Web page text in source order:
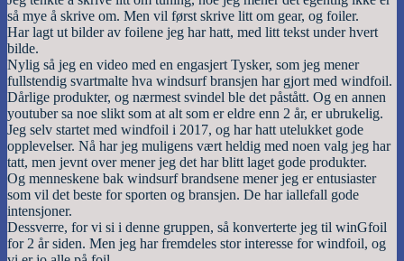
så mye å skrive om. Men vil først skrive litt om gear, og foiler.
Har lagt ut bilder av foilene jeg har hatt, med litt tekst under hvert
bilde.
Nylig så jeg en video med en engasjert Tysker, som jeg mener
fullstendig svartmalte hva windsurf bransjen har gjort med windfoil.
Dårlige produkter, og nærmest svindel ble det påstått. Og en annen
youtuber sa noe slikt som at alt som er eldre enn 2 år, er ubrukelig.
Jeg selv startet med windfoil i 2017, og har hatt utelukket gode
opplevelser. Nå har jeg muligens vært heldig med noen valg jeg har
tatt, men jevnt over mener jeg det har blitt laget gode produkter.
Og menneskene bak windsurf brandsene mener jeg er entusiaster
som vil det beste for sporten og bransjen. De har iallefall gode
intensjoner.
Dessverre, for vi si i denne gruppen, så konverterte jeg til winGfoil
for 2 år siden. Men jeg har fremdeles stor interesse for windfoil, og